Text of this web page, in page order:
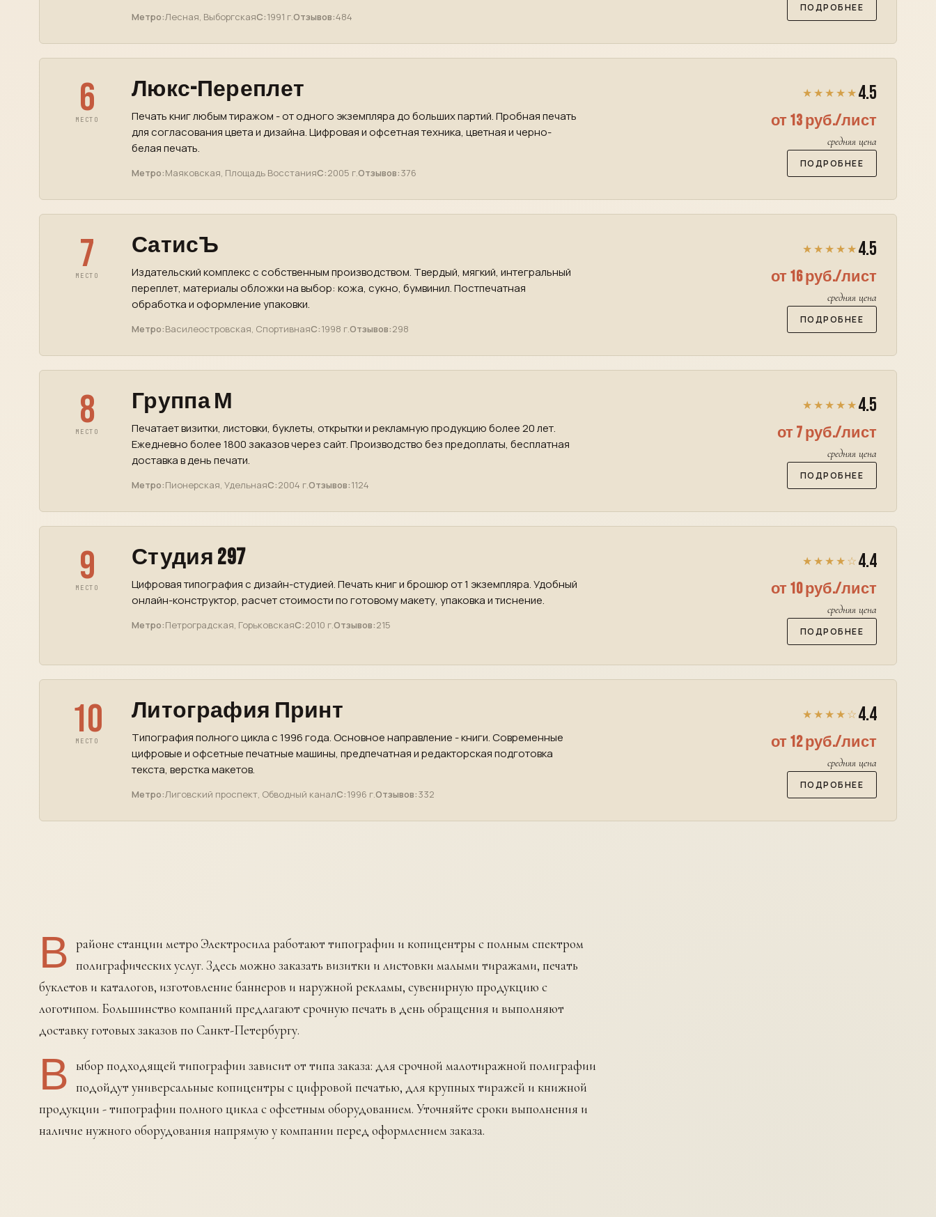
Метро:Лесная, ВыборгскаяС:1991 г.Отзывов:484
ПОДРОБНЕЕ
6
МЕСТО
Люкс-Переплет
Печать книг любым тиражом - от одного экземпляра до больших партий. Пробная печать
для согласования цвета и дизайна. Цифровая и офсетная техника, цветная и черно-
белая печать.
Метро:Маяковская, Площадь ВосстанияС:2005 г.Отзывов:376
★★★★★ 4.5
от 13 руб./лист
средняя цена
ПОДРОБНЕЕ
7
МЕСТО
СатисЪ
Издательский комплекс с собственным производством. Твердый, мягкий, интегральный
переплет, материалы обложки на выбор: кожа, сукно, бумвинил. Постпечатная
обработка и оформление упаковки.
Метро:Василеостровская, СпортивнаяС:1998 г.Отзывов:298
★★★★★ 4.5
от 16 руб./лист
средняя цена
ПОДРОБНЕЕ
8
МЕСТО
Группа М
Печатает визитки, листовки, буклеты, открытки и рекламную продукцию более 20 лет.
Ежедневно более 1800 заказов через сайт. Производство без предоплаты, бесплатная
доставка в день печати.
Метро:Пионерская, УдельнаяС:2004 г.Отзывов:1124
★★★★★ 4.5
от 7 руб./лист
средняя цена
ПОДРОБНЕЕ
9
МЕСТО
Студия 297
Цифровая типография с дизайн-студией. Печать книг и брошюр от 1 экземпляра. Удобный
онлайн-конструктор, расчет стоимости по готовому макету, упаковка и тиснение.
Метро:Петроградская, ГорьковскаяС:2010 г.Отзывов:215
★★★★☆ 4.4
от 10 руб./лист
средняя цена
ПОДРОБНЕЕ
10
МЕСТО
Литография Принт
Типография полного цикла с 1996 года. Основное направление - книги. Современные
цифровые и офсетные печатные машины, предпечатная и редакторская подготовка
текста, верстка макетов.
Метро:Лиговский проспект, Обводный каналС:1996 г.Отзывов:332
★★★★☆ 4.4
от 12 руб./лист
средняя цена
ПОДРОБНЕЕ
В районе станции метро Электросила работают типографии и копицентры с полным спектром
полиграфических услуг. Здесь можно заказать визитки и листовки малыми тиражами, печать
буклетов и каталогов, изготовление баннеров и наружной рекламы, сувенирную продукцию с
логотипом. Большинство компаний предлагают срочную печать в день обращения и выполняют
доставку готовых заказов по Санкт-Петербургу.
В ыбор подходящей типографии зависит от типа заказа: для срочной малотиражной полиграфии
подойдут универсальные копицентры с цифровой печатью, для крупных тиражей и книжной
продукции - типографии полного цикла с офсетным оборудованием. Уточняйте сроки выполнения и
наличие нужного оборудования напрямую у компании перед оформлением заказа.